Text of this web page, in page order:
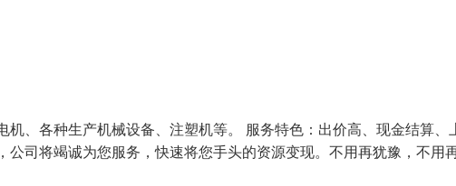
、各种生产机械设备、注塑机等。 服务特色：出价高、现金结算、
司将竭诚为您服务，快速将您手头的资源变现。不用再犹豫，不用